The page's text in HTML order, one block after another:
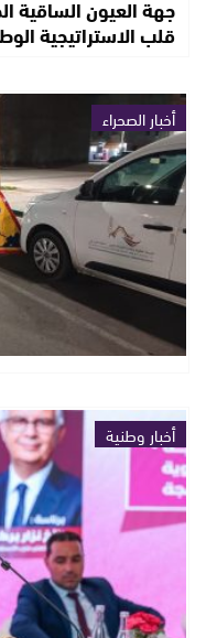
جهة العيون الساقية
قلب الاستراتيجية
أخبار الصحراء
أخبار وطنية